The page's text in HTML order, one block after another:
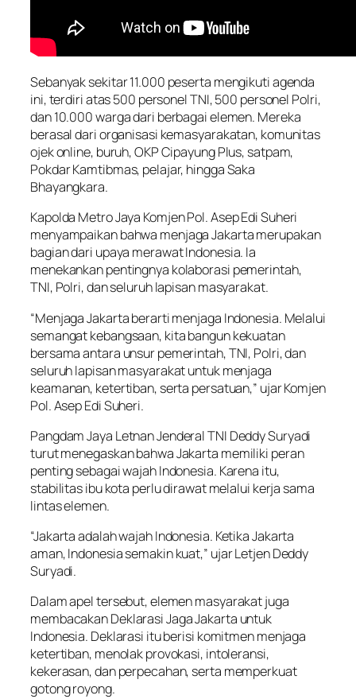
Sebanyak sekitar 11.000 peserta mengikuti agenda
ini, terdiri atas 500 personel TNI, 500 personel Polri,
dan 10.000 warga dari berbagai elemen. Mereka
berasal dari organisasi kemasyarakatan, komunitas
ojek online, buruh, OKP Cipayung Plus, satpam,
Pokdar Kamtibmas, pelajar, hingga Saka
Bhayangkara.
Kapolda Metro Jaya Komjen Pol. Asep Edi Suheri
menyampaikan bahwa menjaga Jakarta merupakan
bagian dari upaya merawat Indonesia. Ia
menekankan pentingnya kolaborasi pemerintah,
TNI, Polri, dan seluruh lapisan masyarakat.
“Menjaga Jakarta berarti menjaga Indonesia. Melalui
semangat kebangsaan, kita bangun kekuatan
bersama antara unsur pemerintah, TNI, Polri, dan
seluruh lapisan masyarakat untuk menjaga
keamanan, ketertiban, serta persatuan,” ujar Komjen
Pol. Asep Edi Suheri.
Pangdam Jaya Letnan Jenderal TNI Deddy Suryadi
turut menegaskan bahwa Jakarta memiliki peran
penting sebagai wajah Indonesia. Karena itu,
stabilitas ibu kota perlu dirawat melalui kerja sama
lintas elemen.
“Jakarta adalah wajah Indonesia. Ketika Jakarta
aman, Indonesia semakin kuat,” ujar Letjen Deddy
Suryadi.
Dalam apel tersebut, elemen masyarakat juga
membacakan Deklarasi Jaga Jakarta untuk
Indonesia. Deklarasi itu berisi komitmen menjaga
ketertiban, menolak provokasi, intoleransi,
kekerasan, dan perpecahan, serta memperkuat
gotong royong.